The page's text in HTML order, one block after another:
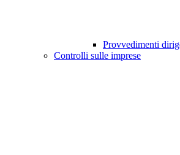
Provvedimenti
Controlli sulle imprese